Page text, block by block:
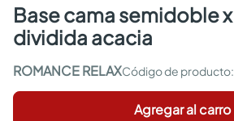
base cama semidoble x 190 cm base
dividida acacia
ROMANCE RELAX :
Agregar al carro